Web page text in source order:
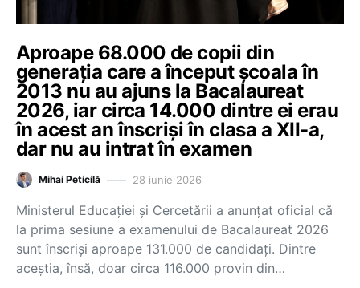
Aproape 68.000 de copii din
generația care a început școala în
2013 nu au ajuns la Bacalaureat
2026, iar circa 14.000 dintre ei erau
în acest an înscriși în clasa a XII-a,
dar nu au intrat în examen
Mihai Peticilă 28 iunie 2026
Ministerul Educației și Cercetării a anunțat oficial că
la prima sesiune a examenului de Bacalaureat 2026
sunt înscriși aproape 131.000 de candidați. Dintre
aceștia, însă, doar circa 116.000 provin din…